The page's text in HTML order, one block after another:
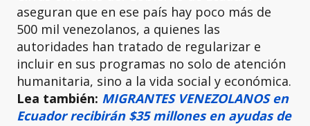
aseguran que en ese país hay poco más de
500 mil venezolanos, a quienes las
autoridades han tratado de regularizar e
incluir en sus programas no solo de atención
humanitaria, sino a la vida social y económica.
Lea también: MIGRANTES VENEZOLANOS en
Ecuador recibirán $35 millones en ayudas de